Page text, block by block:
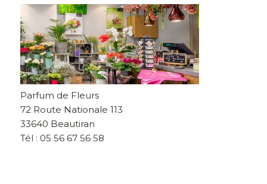
Parfum de Fleurs
72 Route Nationale 113
33640 Beautiran
Tél : 05 56 67 56 58